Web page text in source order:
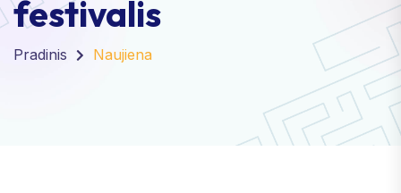
festivalis
Pradinis Naujiena